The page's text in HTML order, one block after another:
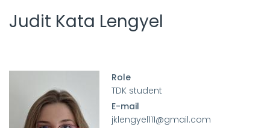
Judit Kata Lengyel
Role
TDK student
E-mail
jklengyel111@gmail.com